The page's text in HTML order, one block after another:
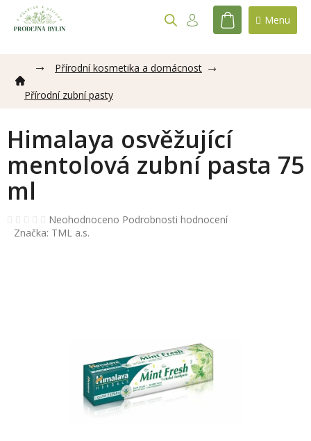
obsah
NÁKUPNÍ
Přírodní kosmetika a domácnost
Přírodní zubní pasty
Himalaya osvěžující
mentolová zubní pasta 75
ml
Průměrné
hodnocení
Neohodnoceno Podrobnosti hodnocení
Značka: TML a.s.